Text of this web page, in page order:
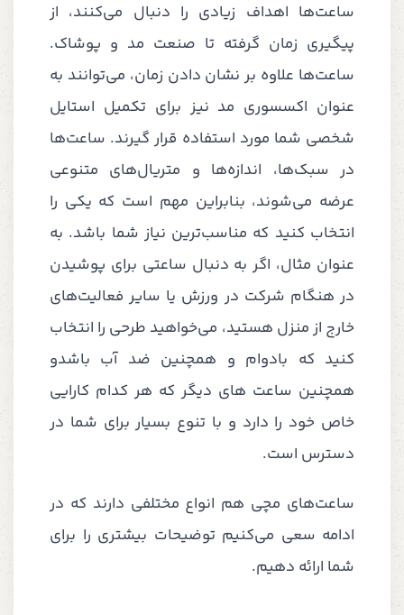
ساعت‌ها اهداف زیادی را دنبال می‌کنند، از
پیگیری زمان گرفته تا صنعت مد و پوشاک.
ساعت‌ها علاوه بر نشان دادن زمان، می‌توانند به
عنوان اکسسوری مد نیز برای تکمیل استایل
شخصی شما مورد استفاده قرار گیرند. ساعت‌ها
در سبک‌ها، اندازه‌ها و متریال‌های متنوعی
عرضه می‌شوند، بنابراین مهم است که یکی را
انتخاب کنید که مناسب‌ترین نیاز شما باشد. به
عنوان مثال، اگر به دنبال ساعتی برای پوشیدن
در هنگام شرکت در ورزش یا سایر فعالیت‌های
خارج از منزل هستید، می‌خواهید طرحی را انتخاب
کنید که بادوام و همچنین ضد آب باشدو
همچنین ساعت های دیگر که هر کدام کارایی
خاص خود را دارد و با تنوع بسیار برای شما در
دسترس است.
ساعت‌های مچی هم انواع مختلفی دارند که در
ادامه سعی می‌کنیم توضیحات بیشتری را برای
شما ارائه دهیم.